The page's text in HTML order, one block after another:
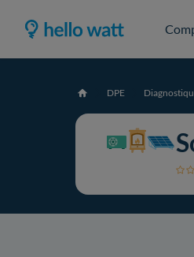
Accueil DPE